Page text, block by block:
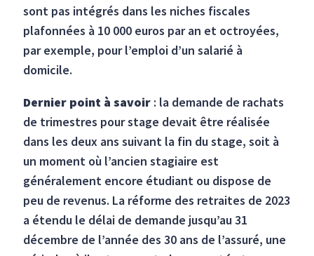
sont pas intégrés dans les niches fiscales
plafonnées à 10 000 euros par an et octroyées,
par exemple, pour l’emploi d’un salarié à
domicile.
Dernier point à savoir : la demande de rachats
de trimestres pour stage devait être réalisée
dans les deux ans suivant la fin du stage, soit à
un moment où l’ancien stagiaire est
généralement encore étudiant ou dispose de
peu de revenus. La réforme des retraites de 2023
a étendu le délai de demande jusqu’au 31
décembre de l’année des 30 ans de l’assuré, une